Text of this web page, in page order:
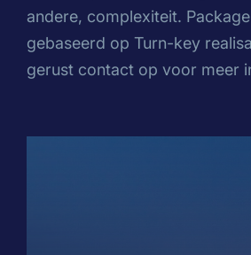
andere, complexiteit.
gebaseerd op Turn-key
gerust contact op voor meer